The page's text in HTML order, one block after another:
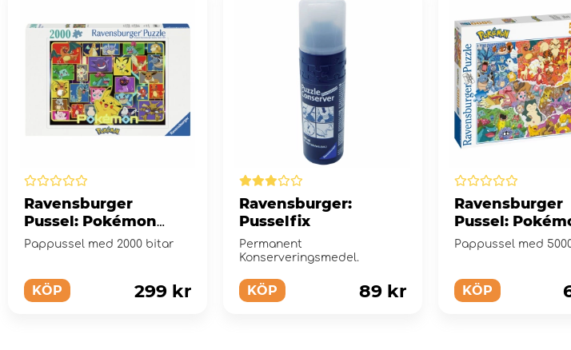
Ravensburger
Pussel: Pokémon
2000 Bitar
Pappussel med 2000 bitar
KÖP 299 kr
Ravensburger:
Pusselfix
Permanent
Konserveringsmedel.
KÖP 89 kr
Ravensburger
Pussel:
Allstars 5000
Pappussel med
KÖP